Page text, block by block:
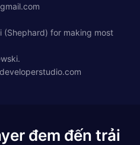
(Shephard) for making most
đem đến trải